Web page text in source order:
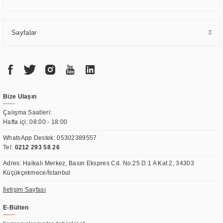
Sayfalar
Bize Ulaşın
Çalışma Saatleri:
Hafta içi: 08:00 - 18:00
WhatsApp Destek:05302389557
Tel: 0212 293 58 26
Adres: Halkalı Merkez, Basın Ekspres Cd. No:25 D:1 A Kat 2, 34303
Küçükçekmece/İstanbul
İletişim Sayfası
E-Bülten